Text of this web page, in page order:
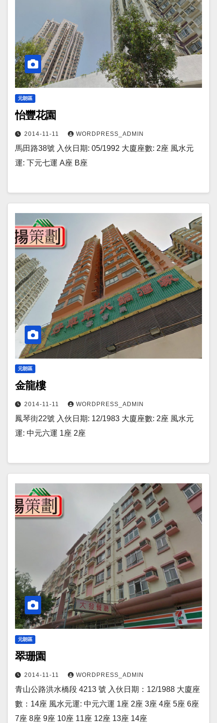
元朗區
怡豐花園
2014-11-11 WORDPRESS_ADMIN
馬田路38號 入伙日期: 05/1992 大廈座數: 2座 風水元
運: 下元七運 A座 B座
元朗區
金龍樓
2014-11-11 WORDPRESS_ADMIN
鳳琴街22號 入伙日期: 12/1983 大廈座數: 2座 風水元
運: 中元六運 1座 2座
元朗區
翠珊園
2014-11-11 WORDPRESS_ADMIN
青山公路洪水橋段 4213 號 入伙日期：12/1988 大廈座
數：14座 風水元運: 中元六運 1座 2座 3座 4座 5座 6座
7座 8座 9座 10座 11座 12座 13座 14座